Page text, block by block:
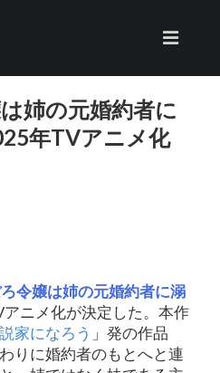
姉の元婚約者に
年TVアニメ化
令嬢は姉の元婚約者に溺
アニメ化が決定した。本作
家になろう 」発の作品
りに婚約者のもとへと連